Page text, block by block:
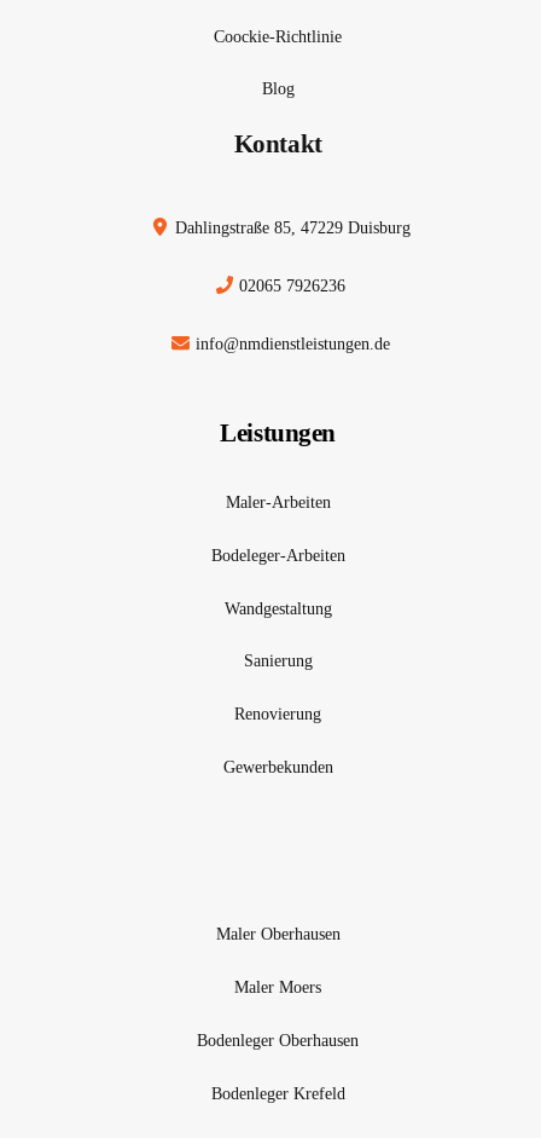
Coockie-Richtlinie
Blog
Leistungen
Maler-Arbeiten
Bodeleger-Arbeiten
Wandgestaltung
Sanierung
Renovierung
Gewerbekunden
Maler Oberhausen
Maler Moers
Bodenleger Oberhausen
Bodenleger Krefeld
Kontakt
Dahlingstraße 85, 47229 Duisburg
02065 7926236
info@nmdienstleistungen.de